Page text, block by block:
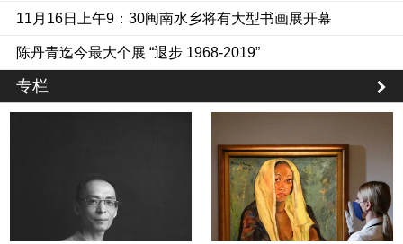
11月16日上午9：30闽南水乡将有大型书画展开幕
陈丹青迄今最大个展 “退步 1968-2019”
专栏